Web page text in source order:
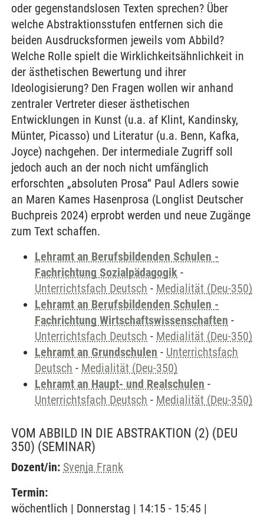
oder gegenstandslosen Texten sprechen? Über
welche Abstraktionsstufen entfernen sich die
beiden Ausdrucksformen jeweils vom Abbild?
Welche Rolle spielt die Wirklichkeitsähnlichkeit in
der ästhetischen Bewertung und ihrer
Ideologisierung? Den Fragen wollen wir anhand
zentraler Vertreter dieser ästhetischen
Entwicklungen in Kunst (u.a. af Klint, Kandinsky,
Münter, Picasso) und Literatur (u.a. Benn, Kafka,
Joyce) nachgehen. Der intermediale Zugriff soll
jedoch auch an der noch nicht umfänglich
erforschten „absoluten Prosa“ Paul Adlers sowie
an Maren Kames Hasenprosa (Longlist Deutscher
Buchpreis 2024) erprobt werden und neue Zugänge
zum Text schaffen.
Lehramt an Berufsbildenden Schulen -
Fachrichtung Sozialpädagogik -
Unterrichtsfach Deutsch - Medialität (Deu-350)
Lehramt an Berufsbildenden Schulen -
Fachrichtung Wirtschaftswissenschaften -
Unterrichtsfach Deutsch - Medialität (Deu-350)
Lehramt an Grundschulen - Unterrichtsfach
Deutsch - Medialität (Deu-350)
Lehramt an Haupt- und Realschulen -
Unterrichtsfach Deutsch - Medialität (Deu-350)
VOM ABBILD IN DIE ABSTRAKTION (2) (DEU
350) (SEMINAR)
Dozent/in: Svenja Frank
Termin:
wöchentlich | Donnerstag | 14:15 - 15:45 |